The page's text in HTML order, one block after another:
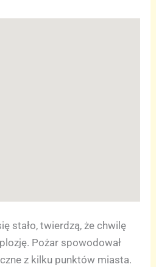
stało, twierdzą, że chwilę
Pożar spowodował
z kilku punktów miasta.